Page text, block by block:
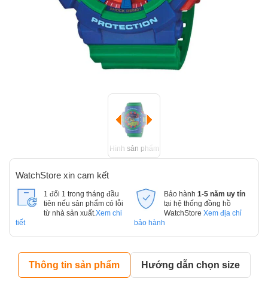
Hình sản phẩm
WatchStore xin cam kết
1 đổi 1 trong tháng đầu
tiên nếu sản phẩm có lỗi
từ nhà sản xuất. Xem chi
tiết
Bảo hành 1-5 năm uy tín
tại hệ thống đồng hồ
WatchStore Xem địa chỉ
bảo hành
Thông tin sản phẩm Hướng dẫn chọn size